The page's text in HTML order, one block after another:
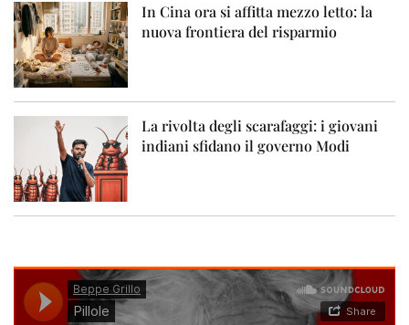
In Cina ora si affitta mezzo letto: la
nuova frontiera del risparmio
La rivolta degli scarafaggi: i giovani
indiani sfidano il governo Modi